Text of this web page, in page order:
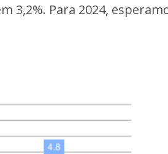
3,2%. Para 2024,